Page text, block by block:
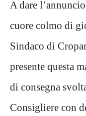
A dare
cuore colmo di
Sindaco di
presente questa
di consegna
Consigliere con